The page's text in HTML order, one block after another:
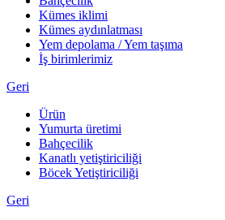
Kümes iklimi
Kümes aydınlatması
Yem depolama / Yem taşıma
İş birimlerimiz
Geri
Ürün
Yumurta üretimi
Bahçecilik
Kanatlı yetiştiriciliği
Böcek Yetiştiriciliği
Geri